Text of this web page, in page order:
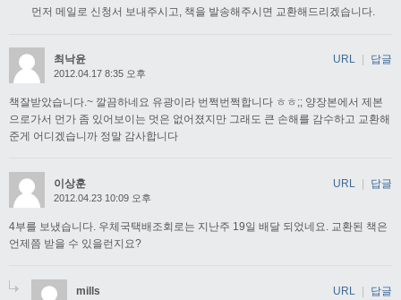
먼저 메일로 신청서 보내주시고, 책을 발송해주시면 교환해드리겠습니다.
최낙윤
2012.04.17 8:35 오후
책잘받았습니다.~ 깔끔하네요 유광이라 번쩍번쩍합니다 ㅎㅎ;; 양장본에서 제본
으로가서 먼가 좀 있어보이는 멋은 없어졌지만 그래도 큰 손해를 감수하고 교환해
준게 어디겠습니까 정말 감사합니다
URL 답글
이상훈
2012.04.23 10:09 오후
4부를 보냈습니다. 우체국택배조회로는 지난주 19일 배달 되었네요. 교환된 책은
언제쯤 받을 수 있을런지요?
URL | 답글
mills URL | 답글